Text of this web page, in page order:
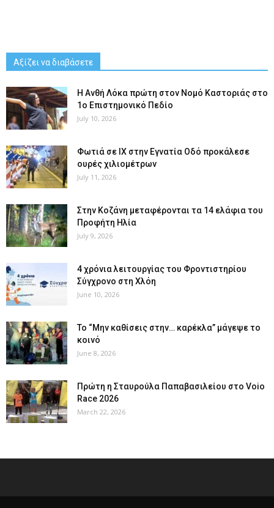
Αξίζει να διαβάσετε
Η Ανθή Λόκα πρώτη στον Νομό Καστοριάς στο
1ο Επιστημονικό Πεδίο
July 10, 2026
Φωτιά σε ΙΧ στην Εγνατία Οδό προκάλεσε
ουρές χιλιομέτρων
July 11, 2026
Στην Κοζάνη μεταφέρονται τα 14 ελάφια του
Προφήτη Ηλία
July 9, 2026
4 χρόνια λειτουργίας του Φροντιστηρίου
Σύγχρονο στη Χλόη
June 10, 2026
Το “Μην καθίσεις στην… καρέκλα” μάγεψε το
κοινό
June 8, 2026
Πρώτη η Σταυρούλα Παπαβασιλείου στο Voio
Race 2026
March 22, 2026